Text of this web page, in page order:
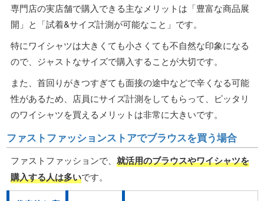
専門店の実店舗で購入できる主なメリットは「豊富な商品展
開」と「試着&サイズ計測が可能なこと」です。
特にワイシャツは大きくても小さくても不自然な印象になる
ので、ジャストなサイズで購入することが大切です。
また、首回りがきつすぎても面接の途中などで辛くなる可能
性があるため、店員にサイズ計測をしてもらって、ピッタリ
のワイシャツを買えるメリットは非常に大きいです。
ファストファッションストアでブラウスを買う場合
ファストファッションで、 就活用のブラウスやワイシャツを
購入する人は多いです。